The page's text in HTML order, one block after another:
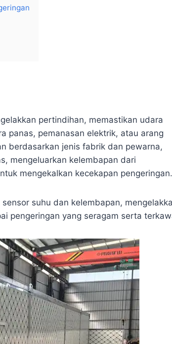
pertindihan, memastikan udara
panas, pemanasan elektrik, atau arang
berdasarkan jenis fabrik dan pewarna,
mengeluarkan kelembapan dari
mengekalkan kecekapan pengeringan.
suhu dan kelembapan,
pengeringan yang seragam serta